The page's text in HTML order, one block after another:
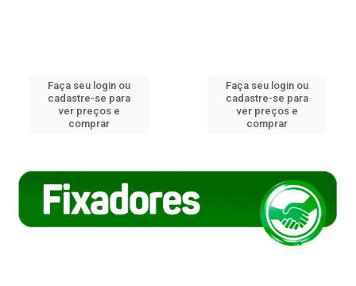
Faça seu login ou
cadastre-se para
ver preços e
comprar
Faça seu login ou
cadastre-se para
ver preços e
comprar